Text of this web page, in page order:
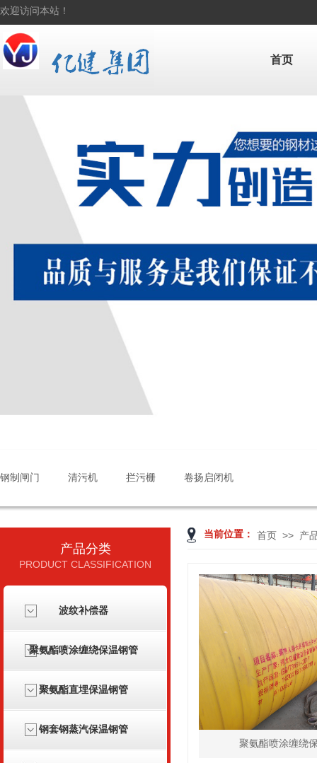
首页
欢迎访问本站！
钢制闸门 清污机 拦污栅 卷扬启闭机
当前位置：
产品分类
PRODUCT CLASSIFICATION
波纹补偿器
聚氨酯喷涂缠绕保温钢管
聚氨酯直埋保温钢管
钢套钢蒸汽保温钢管
首页 >> 产
聚氨酯喷涂缠绕